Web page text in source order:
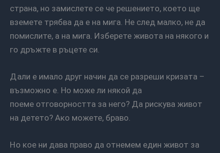
страна, но замислете се че решението, което ще
вземете трябва да е на мига. Не след малко, не да
помислите, а на мига. Изберете живота на някого и
го дръжте в ръцете си.
Дали е имало друг начин да се разреши кризата –
възможно е. Но може ли някой да
поеме отговорността за него? Да рискува живот
на детето? Ако можете, браво.
Но кое ни дава право да отнемем един живот за